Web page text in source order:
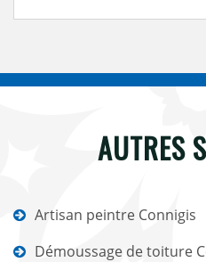
AUTRES
Artisan peintre Connigis
Démoussage de toiture